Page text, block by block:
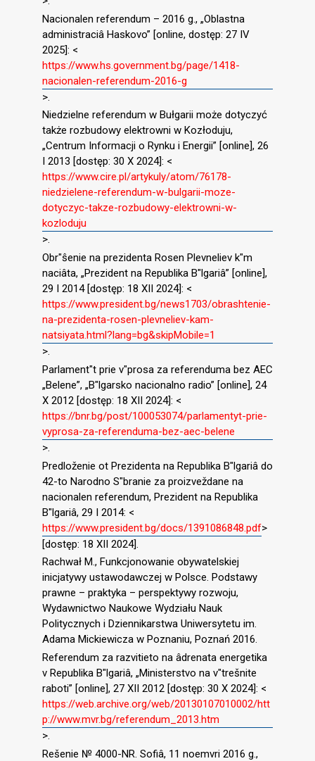
Nacionalen referendum – 2016 g., „Oblastna
administraciâ Haskovo” [online, dostęp: 27 IV
2025]: <
https://www.hs.government.bg/page/1418-
nacionalen-referendum-2016-g
>.
Niedzielne referendum w Bułgarii może dotyczyć
także rozbudowy elektrowni w Kozłoduju,
„Centrum Informacji o Rynku i Energii” [online], 26
I 2013 [dostęp: 30 X 2024]: <
https://www.cire.pl/artykuly/atom/76178-
niedzielene-referendum-w-bulgarii-moze-
dotyczyc-takze-rozbudowy-elektrowni-w-
kozloduju
>.
Obr″ŝenie na prezidenta Rosen Plevneliev k″m
naciâta, „Prezident na Republika B″lgariâ” [online],
29 I 2014 [dostęp: 18 XII 2024]: <
https://www.president.bg/news1703/obrashtenie-
na-prezidenta-rosen-plevneliev-kam-
natsiyata.html?lang=bg&skipMobile=1
>.
Parlament″t prie v″prosa za referenduma bez AEC
„Belene”, „B″lgarsko nacionalno radio” [online], 24
X 2012 [dostęp: 18 XII 2024]: <
https://bnr.bg/post/100053074/parlamentyt-prie-
vyprosa-za-referenduma-bez-aec-belene
>.
Predloženie ot Prezidenta na Republika B″lgariâ do
42-to Narodno S″branie za proizveždane na
nacionalen referendum, Prezident na Republika
B″lgariâ, 29 I 2014: <
https://www.president.bg/docs/1391086848.pdf>
[dostęp: 18 XII 2024].
Rachwał M., Funkcjonowanie obywatelskiej
inicjatywy ustawodawczej w Polsce. Podstawy
prawne – praktyka – perspektywy rozwoju,
Wydawnictwo Naukowe Wydziału Nauk
Politycznych i Dziennikarstwa Uniwersytetu im.
Adama Mickiewicza w Poznaniu, Poznań 2016.
Referendum za razvitieto na âdrenata energetika
v Republika B″lgariâ, „Ministerstvo na v″trešnite
raboti” [online], 27 XII 2012 [dostęp: 30 X 2024]: <
https://web.archive.org/web/20130107010002/htt
p://www.mvr.bg/referendum_2013.htm
>.
Rešenie № 4000-NR. Sofiâ, 11 noemvri 2016 g.,